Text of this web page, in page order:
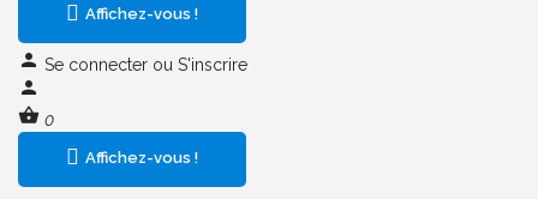
Affichez-vous !
Se connecter ou S'inscrire
0
Affichez-vous !